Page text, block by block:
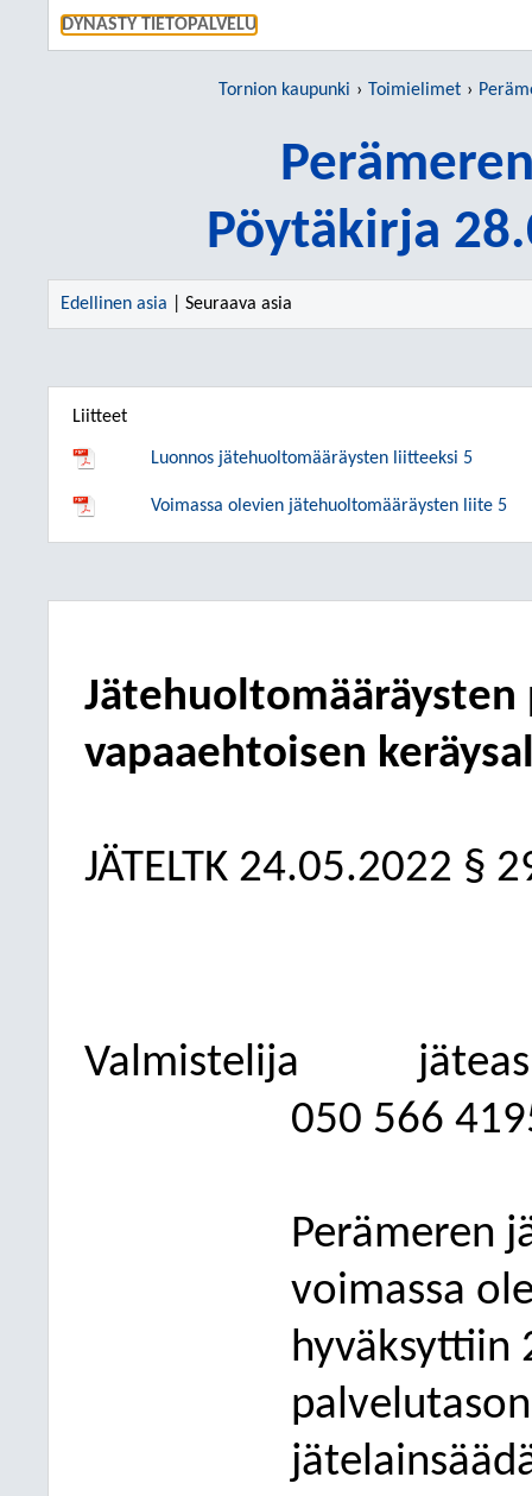
DYNASTY TIETOPALVELU
Tornion kaupunki Toimielimet
Pöytäkirja
Edellinen asia | Seuraava asia
Liitteet
Luonnos jätehuoltomääräysten liitteeksi 5
Voimassa olevien jätehuoltomääräysten liite 5
vapaaehtoisen
JÄTELTK 24.05.2022 §
Valmistelija
050 566
Perämeren
voimassa
hyväksyttiin